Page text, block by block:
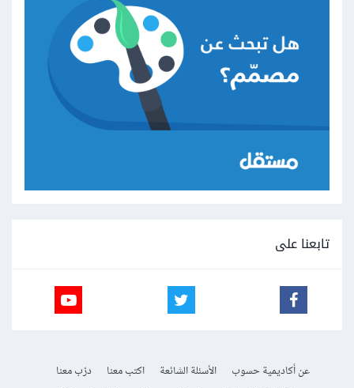
تابعنا على
عن أكاديمية حسوب الأسئلة الشائعة اكتب معنا
درّب معنا